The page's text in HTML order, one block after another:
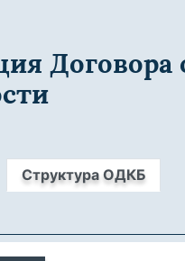
Структура ОДКБ